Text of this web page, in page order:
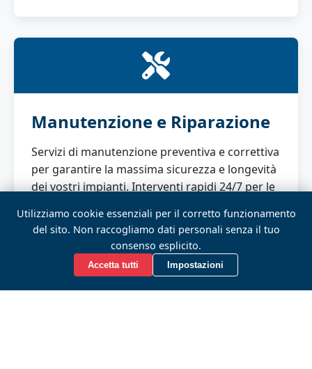
Manutenzione e Riparazione
Servizi di manutenzione preventiva e correttiva
per garantire la massima sicurezza e longevità
dei vostri impianti. Interventi rapidi 24/7 per le
Utilizziamo cookie essenziali per il corretto funzionamento
del sito. Non raccogliamo dati personali senza il tuo
consenso esplicito.
Accetta tutti Impostazioni